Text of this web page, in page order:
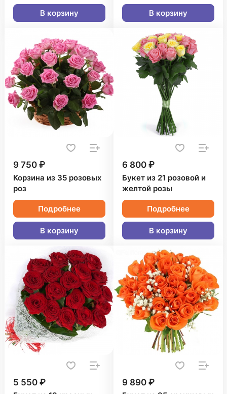
В корзину В корзину
9 750 ₽
Корзина из 35 розовых
роз
Подробнее
В корзину
6 800 ₽
Букет из 21 розовой и
желтой розы
Подробнее
В корзину
5 550 ₽ 9 890 ₽